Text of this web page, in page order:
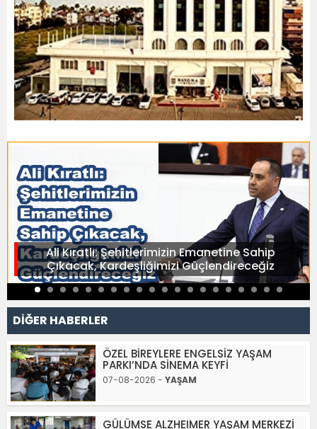
Ali Kıratlı: Şehitlerimizin Emanetine Sahip
Çıkacak, Kardeşliğimizi Güçlendireceğiz
DİĞER HABERLER
ÖZEL BİREYLERE ENGELSİZ YAŞAM
PARKI’NDA SİNEMA KEYFİ
07-08-2026 - YAŞAM
GÜLÜMSE ALZHEIMER YAŞAM MERKEZİ